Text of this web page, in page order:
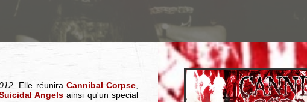
. Elle réuniraCannibal Corpse,
Angels ainsi qu'un special